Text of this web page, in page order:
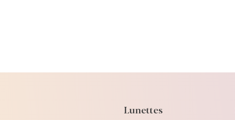
Lunettes